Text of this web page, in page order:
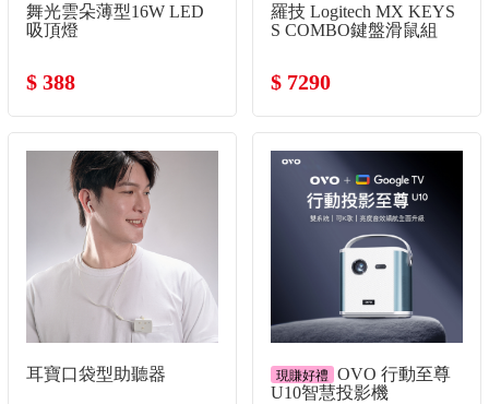
舞光雲朵薄型16W LED
吸頂燈
$ 388
羅技 Logitech MX KEYS
S COMBO鍵盤滑鼠組
$ 7290
耳寶口袋型助聽器 現賺好禮
OVO 行動至尊
U10智慧投影機